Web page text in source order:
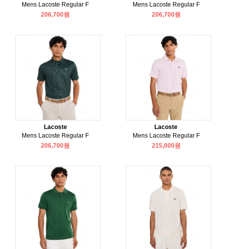
Mens Lacoste Regular F
206,700원
Mens Lacoste Regular F
206,700원
Lacoste
Mens Lacoste Regular F
206,700원
Lacoste
Mens Lacoste Regular F
215,000원